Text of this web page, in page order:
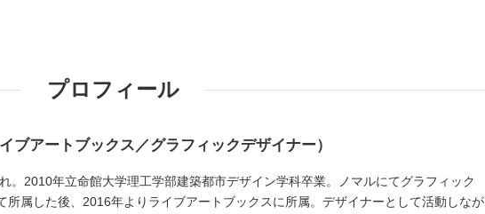
プロフィール
ブアートブックス／グラフィックデザイナー）
。2010年立命館大学理工学部建築都市デザイン学科卒業。ノマルにてグラフィック
所属した後、2016年よりライブアートブックスに所属。デザイナーとして活動しなが